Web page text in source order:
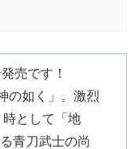
売です！
の如く」。激烈
として「地
青刀武士の尚